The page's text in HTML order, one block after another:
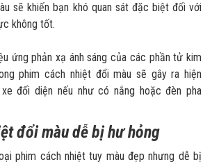
sẽ khiến bạn khó quan sát đặc biệt đối với
không tốt.
ứng phản xạ ánh sáng của các phần tử kim
phim cách nhiệt đổi màu sẽ gây ra hiện
đối diện nếu như có nắng hoặc đèn pha
đổi màu dễ bị hư hỏng
phim cách nhiệt tuy màu đẹp nhưng dễ bị